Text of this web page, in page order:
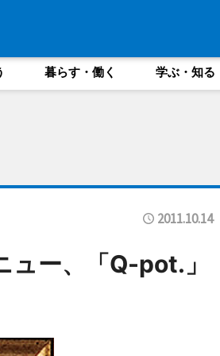
暮らす・働く 学ぶ・知る
2011.10.14
ー、「Q-pot.」